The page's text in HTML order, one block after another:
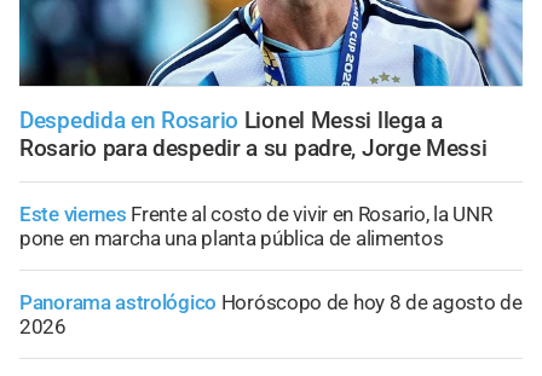
Despedida en Rosario Lionel Messi llega a
Rosario para despedir a su padre, Jorge Messi
Este viernes Frente al costo de vivir en Rosario, la UNR
pone en marcha una planta pública de alimentos
Panorama astrológico Horóscopo de hoy 8 de agosto de
2026